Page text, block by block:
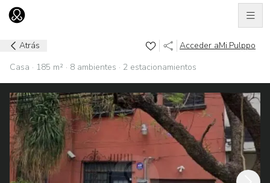
Ir al home
Atrás Acceder aMi.Pulppo
Casa · 185 m² · 8 ambientes · 2 estacionamientos